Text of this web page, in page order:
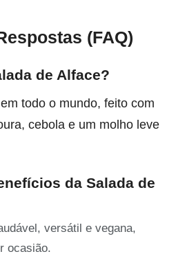
(FAQ)
de Alface?
todo o mundo, feito com
cebola e um molho leve
da Salada de
versátil e vegana,
ocasião.